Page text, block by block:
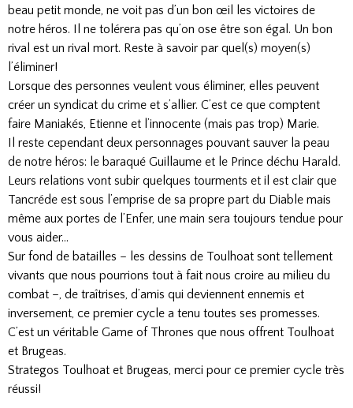
beau petit monde, ne voit pas d’un bon œil les victoires de
notre héros. Il ne tolérera pas qu’on ose être son égal. Un bon
rival est un rival mort. Reste à savoir par quel(s) moyen(s)
l’éliminer!
Lorsque des personnes veulent vous éliminer, elles peuvent
créer un syndicat du crime et s’allier. C’est ce que comptent
faire Maniakés, Etienne et l’innocente (mais pas trop) Marie.
Il reste cependant deux personnages pouvant sauver la peau
de notre héros: le baraqué Guillaume et le Prince déchu Harald.
Leurs relations vont subir quelques tourments et il est clair que
Tancréde est sous l’emprise de sa propre part du Diable mais
même aux portes de l’Enfer, une main sera toujours tendue pour
vous aider…
Sur fond de batailles – les dessins de Toulhoat sont tellement
vivants que nous pourrions tout à fait nous croire au milieu du
combat –, de traîtrises, d’amis qui deviennent ennemis et
inversement, ce premier cycle a tenu toutes ses promesses.
C’est un véritable Game of Thrones que nous offrent Toulhoat
et Brugeas.
Strategos Toulhoat et Brugeas, merci pour ce premier cycle très
réussi!